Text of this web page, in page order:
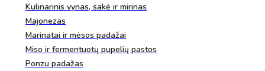
Kulinarinis vynas, sakė ir mirinas
Majonezas
Marinatai ir mėsos padažai
Miso ir fermentuotų pupelių pastos
Ponzu padažas